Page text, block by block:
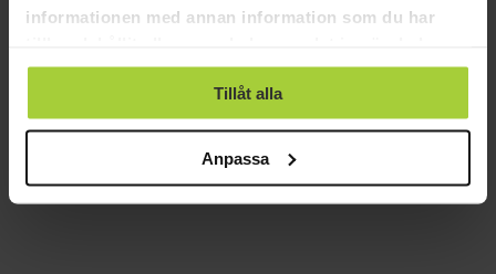
informationen med annan information som du har
använt deras tjänster.
Tillåt alla
Anpassa
Produktinformation
UV-skydd